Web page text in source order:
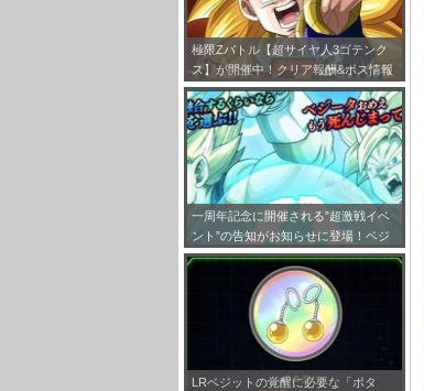
極限Zバトル【超サイヤ人3ゴテンク
ス】が開催中！クリア報酬&ボス情報
まとめ
一周年記念に開催される”超激戦イベ
ント”の告知がお知らせに登場！ベジ
ータと孫悟空のフュージョンが決定し
LRベジットの覚醒に必要な「ポタ